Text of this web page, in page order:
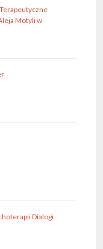
Motyli w
Dialogi